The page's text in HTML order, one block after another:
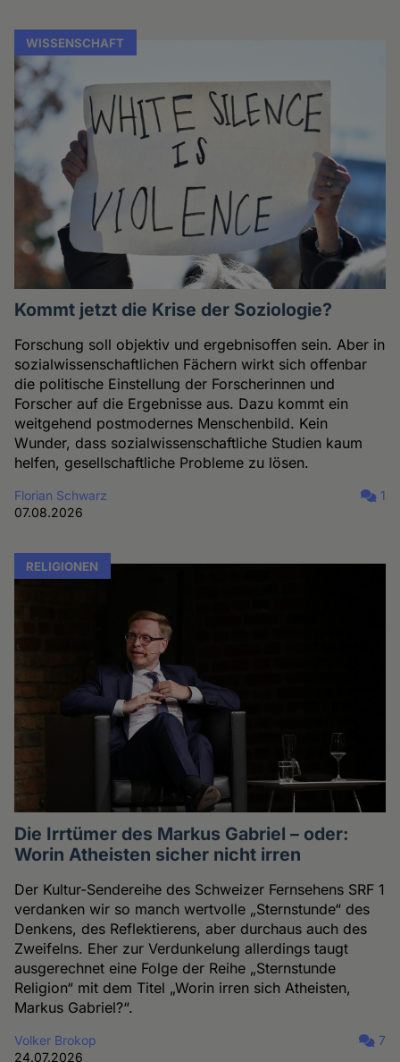
WISSENSCHAFT
Kommt jetzt die Krise der Soziologie?
Forschung soll objektiv und ergebnisoffen sein. Aber in
sozialwissenschaftlichen Fächern wirkt sich offenbar
die politische Einstellung der Forscherinnen und
Forscher auf die Ergebnisse aus. Dazu kommt ein
weitgehend postmodernes Menschenbild. Kein
Wunder, dass sozialwissenschaftliche Studien kaum
helfen, gesellschaftliche Probleme zu lösen.
Florian Schwarz
07.08.2026
1
RELIGIONEN
Die Irrtümer des Markus Gabriel – oder:
Worin Atheisten sicher nicht irren
Der Kultur-Sendereihe des Schweizer Fernsehens SRF 1
verdanken wir so manch wertvolle „Sternstunde“ des
Denkens, des Reflektierens, aber durchaus auch des
Zweifelns. Eher zur Verdunkelung allerdings taugt
ausgerechnet eine Folge der Reihe „Sternstunde
Religion“ mit dem Titel „Worin irren sich Atheisten,
Markus Gabriel?“.
Volker Brokop
24.07.2026
7